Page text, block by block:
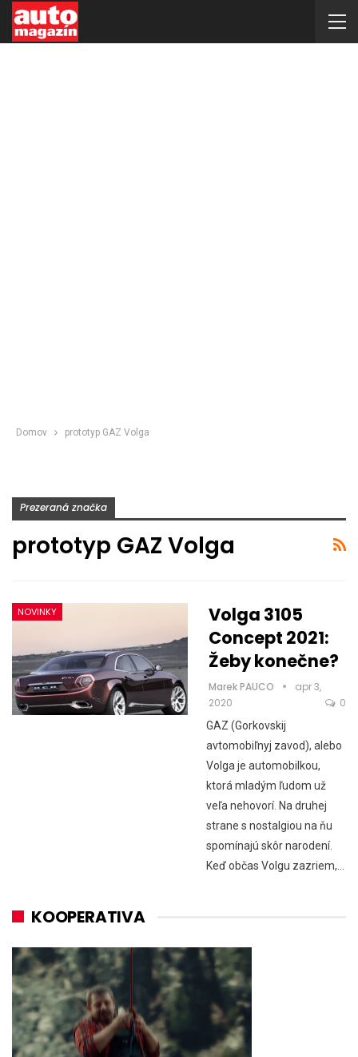
Domov prototyp GAZ Volga
Prezeraná značka
prototyp GAZ Volga
NOVINKY
Volga 3105
Concept 2021:
Žeby konečne?
Marek PAUCO
apr 3,
2020
0
GAZ (Gorkovskij
avtomobiľnyj zavod), alebo
Volga je automobilkou,
ktorá mladým ľudom už
veľa nehovorí. Na druhej
strane s nostalgiou na ňu
spomínajú skôr narodení.
Keď občas Volgu zazriem,…
KOOPERATIVA